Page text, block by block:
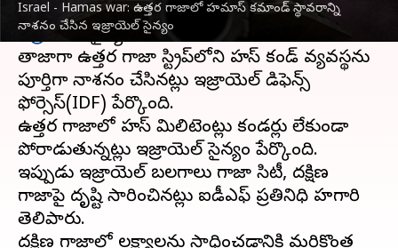
Israel - Hamas war: ఉత్తర గాజాలో హమాస్ కమాండ్ స్థావరాన్ని
నాశనం చేసిన ఇజ్రాయెల్ సైన్యం
హమాస్‌ను పూర్తిగా నిర్మూలించడమే లక్ష్యంగా గాజాలో
ఇజ్రాయెల్సైన్యం ఆపరేషన్ చేపడుతోంది.
తాజాగా ఉత్తర గాజా స్ట్రిప్‌లోని హమాస్ కమాండ్ వ్యవస్థను
పూర్తిగా నాశనం చేసినట్లు ఇజ్రాయెల్ డిఫెన్స్
ఫోర్సెస్(IDF) పేర్కొంది.
ఉత్తర గాజాలో హమాస్ మిలిటెంట్లు కమాండర్లు లేకుండా
పోరాడుతున్నట్లు ఇజ్రాయెల్ సైన్యం పేర్కొంది.
ఇప్పుడు ఇజ్రాయెల్ బలగాలు గాజా సిటీ, దక్షిణ
గాజాపై దృష్టి సారించినట్లు ఐడీఎఫ్ ప్రతినిధి హగారి
తెలిపారు.